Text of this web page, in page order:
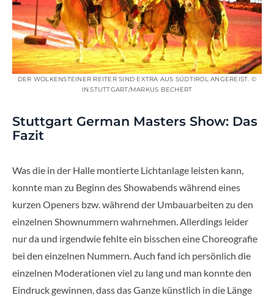
DER WOLKENSTEINER REITER SIND EXTRA AUS SÜDTIROL ANGEREIST. ©
IN.STUTTGART/MARKUS BECHERT
Stuttgart German Masters Show: Das
Fazit
Was die in der Halle montierte Lichtanlage leisten kann,
konnte man zu Beginn des Showabends während eines
kurzen Openers bzw. während der Umbauarbeiten zu den
einzelnen Shownummern wahrnehmen. Allerdings leider
nur da und irgendwie fehlte ein bisschen eine Choreografie
bei den einzelnen Nummern. Auch fand ich persönlich die
einzelnen Moderationen viel zu lang und man konnte den
Eindruck gewinnen, dass das Ganze künstlich in die Länge